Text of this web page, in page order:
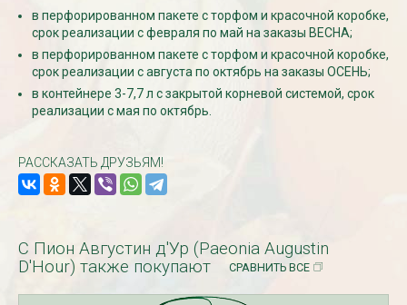
Скидки 15% !!! При заказе
товаров на сумму от 1000 руб. с
16 марта по 31 марта 2024...
ЧИТАТЬ ДАЛЕЕ →
марта дарим
марта по 10...
в перфорированном пакете с торфом и красочной коробке,
срок реализации с февраля по май на заказы ВЕСНА;
в перфорированном пакете с торфом и красочной коробке,
срок реализации с августа по октябрь на заказы ОСЕНЬ;
в контейнере 3-7,7 л с закрытой корневой системой, срок
реализации с мая по октябрь.
РАССКАЗАТЬ ДРУЗЬЯМ!
С Пион Августин д'Ур (Paeonia Augustin
D'Hour) также покупают
СРАВНИТЬ ВСЕ